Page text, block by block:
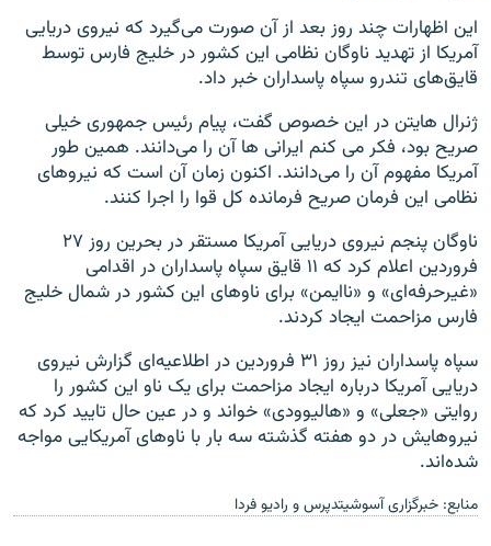
این اظهارات چند روز بعد از آن صورت می‌گیرد که نیروی دریایی
آمریکا از تهدید ناوگان نظامی این کشور در خلیج فارس توسط
قایق‌های تندرو سپاه پاسداران خبر داد.
ژنرال هایتن در این خصوص گفت، پیام رئیس جمهوری خیلی
صریح بود، فکر می کنم ایرانی ها آن را می‌دانند. همین طور
آمریکا مفهوم آن را می‌دانند. اکنون زمان آن است که نیروهای
نظامی این فرمان صریح فرمانده کل قوا را اجرا کنند.
ناوگان پنجم نیروی دریایی آمریکا مستقر در بحرین روز ۲۷
فروردین​ اعلام کرد که ۱۱ قایق سپاه پاسداران در اقدامی
«غیرحرفه‌ای» و «ناایمن» برای ناوهای این کشور در شمال خلیج
فارس مزاحمت ایجاد کردند.
سپاه پاسداران نیز روز ۳۱ فروردین در اطلاعیه‌ای گزارش نیروی
دریایی آمریکا درباره ایجاد مزاحمت برای یک ناو این کشور را
روایتی «جعلی» و «هالیوودی» خواند و در عین حال تایید کرد که
نیروهایش در دو هفته گذشته سه بار با ناوهای آمریکایی مواجه
شده‌اند.
منابع: خبرگزاری آسوشیتدپرس و رادیو فردا